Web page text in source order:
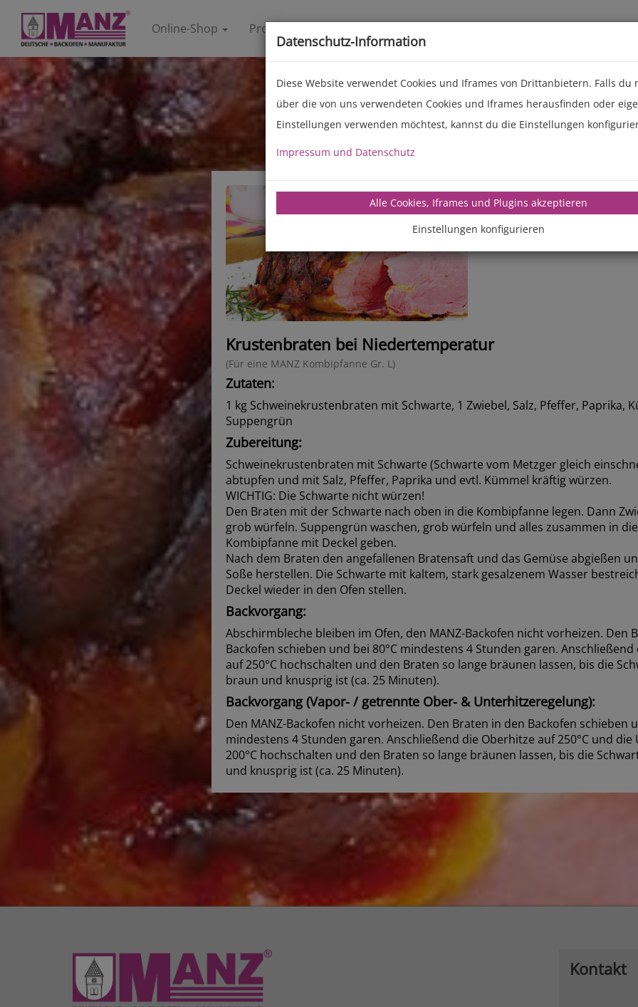
Online-Shop Produkte
manz-
Krustenbraten bei Niedertemperatur
(Für eine MANZ Kombipfanne Gr. L)
Zutaten:
1 kg Schweinekrustenbraten mit Schwarte, 1 Zwiebel, Salz, Pfeffer, Paprika,
Suppengrün
Zubereitung:
Schweinekrustenbraten mit Schwarte (Schwarte vom Metzger gleich
abtupfen und mit Salz, Pfeffer, Paprika und evtl. Kümmel kräftig würzen.
WICHTIG: Die Schwarte nicht würzen!
Den Braten mit der Schwarte nach oben in die Kombipfanne legen. Dann
grob würfeln. Suppengrün waschen, grob würfeln und alles zusammen in
Kombipfanne mit Deckel geben.
Nach dem Braten den angefallenen Bratensaft und das Gemüse abgießen
Soße herstellen. Die Schwarte mit kaltem, stark gesalzenem Wasser
Deckel wieder in den Ofen stellen.
Backvorgang:
Abschirmbleche bleiben im Ofen, den MANZ-Backofen nicht vorheizen. Den
Backofen schieben und bei 80°C mindestens 4 Stunden garen.
auf 250°C hochschalten und den Braten so lange bräunen lassen, bis die
braun und knusprig ist (ca. 25 Minuten).
Backvorgang (Vapor- / getrennte Ober- & Unterhitzeregelung):
Den MANZ-Backofen nicht vorheizen. Den Braten in den Backofen schieben
mindestens 4 Stunden garen. Anschließend die Oberhitze auf 250°C und
200°C hochschalten und den Braten so lange bräunen lassen, bis die
und knusprig ist (ca. 25 Minuten).
Kontakt
Datenschutz-Information
Diese Website verwendet Cookies und Iframes von Drittanbietern. Falls du
über die von uns verwendeten Cookies und Iframes herausfinden oder
Einstellungen verwenden möchtest, kannst du die Einstellungen
Impressum und Datenschutz
Alle Cookies, Iframes und Plugins akzeptieren
Einstellungen konfigurieren